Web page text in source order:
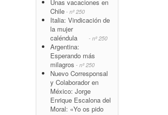
Unas vacaciones en
Chile - nº 250
Italia: Vindicación de
la mujer
caléndula
- nº 250
Argentina:
Esperando más
milagros - nº 250
Nuevo Corresponsal
y Colaborador en
México: Jorge
Enrique Escalona del
Moral: «Yo os pido